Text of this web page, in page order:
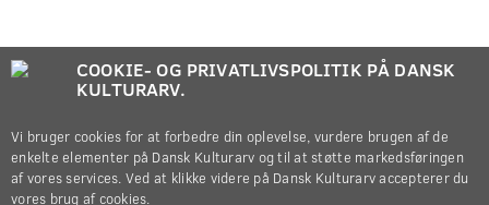
COOKIE- OG PRIVATLIVSPOLITIK PÅ DANSK
KULTURARV.
Vi bruger cookies for at forbedre din oplevelse, vurdere brugen af de
enkelte elementer på Dansk Kulturarv og til at støtte markedsføringen
af vores services. Ved at klikke videre på Dansk Kulturarv accepterer du
vores brug af cookies.